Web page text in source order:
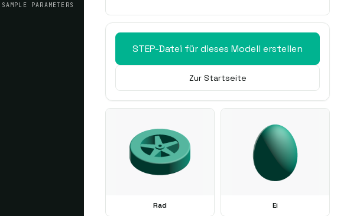
SAMPLE PARAMETERS
STEP-Datei für dieses Modell erstellen
Zur Startseite
Rad Ei